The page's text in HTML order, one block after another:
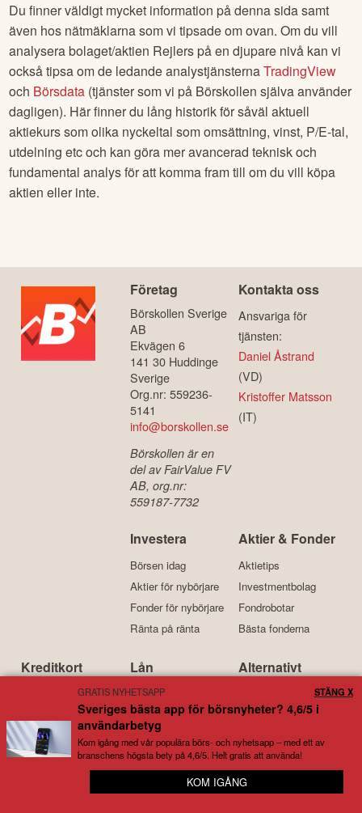
Du finner väldigt mycket information på denna sida samt
även hos nätmäklarna som vi tipsade om ovan. Om du vill
analysera bolaget/aktien Rejlers på en djupare nivå kan vi
också tipsa om de ledande analystjänsternaTradingView
och Börsdata (tjänster som vi på Börskollen själva använder
dagligen). Här finner du lång historik för såväl aktuell
aktiekurs som olika nyckeltal som omsättning, vinst, P/E-tal,
utdelning etc och kan göra mer avancerad teknisk och
fundamental analys för att komma fram till om du vill köpa
aktien eller inte.
Företag
Börskollen Sverige
AB
Ekvägen 6
141 30 Huddinge
Sverige
Org.nr: 559236-
5141
info@borskollen.se
Börskollen är en
del av FairValue FV
AB, org.nr:
559187-7732
Kontakta oss
Ansvariga för
tjänsten:
Daniel Åstrand
(VD)
Kristoffer Matsson
(IT)
Investera
Börsen idag
Aktier för nybörjare
Fonder för nybörjare
Ränta på ränta
Aktier & Fonder
Aktietips
Investmentbolag
Fondrobotar
Bästa fonderna
Kreditkort
Bästa kreditkortet
Kreditkort för resor
Kreditkort med bonus
Bensinkort
Lån
Bästa lånen
Billiga lån
Lån med låg ränta
Samla lån
Alternativt
Bitcoin
Ethereum
Investera i guld
Kort om oss
📈 Stenkoll på allt som rör börsen – helt gratis
GRATIS NYHETSAPP
Sveriges bästa app för börsnyheter? 4,6/5 i
användarbetyg
Kom igång med vår populära börs- och nyhetsapp – med ett av
branschens högsta bety på 4,6/5. Helt gratis att använda!
KOM IGÅNG
STÄNG X